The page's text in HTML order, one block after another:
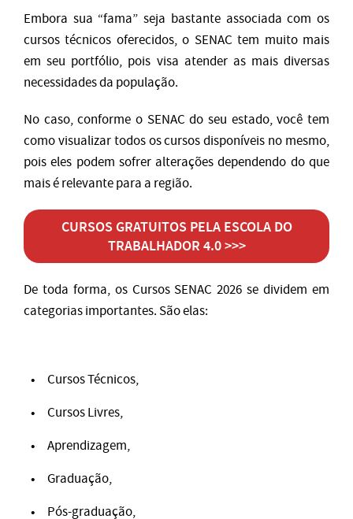
Embora sua “fama” seja bastante associada com os
cursos técnicos oferecidos, o SENAC tem muito mais
em seu portfólio, pois visa atender as mais diversas
necessidades da população.
No caso, conforme o SENAC do seu estado, você tem
como visualizar todos os cursos disponíveis no mesmo,
pois eles podem sofrer alterações dependendo do que
mais é relevante para a região.
CURSOS GRATUITOS PELA ESCOLA DO
TRABALHADOR 4.0 >>>
De toda forma, os Cursos SENAC 2026 se dividem em
categorias importantes. São elas:
Cursos Técnicos,
Cursos Livres,
Aprendizagem,
Graduação,
Pós-graduação,